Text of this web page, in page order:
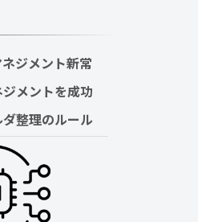
ネジメント新常
メントを成功
整理のルール